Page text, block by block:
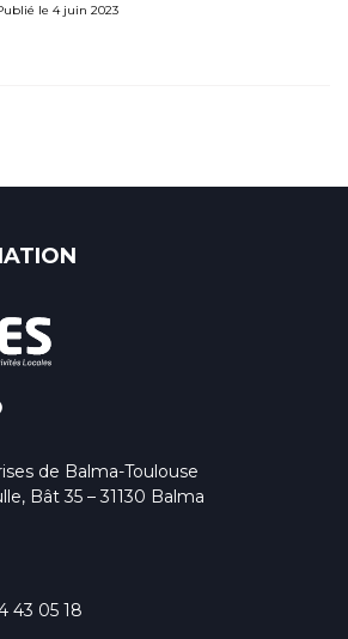
le 4 juin 2023
de Balma-Toulouse
Bât 35 – 31130 Balma
43 05 18